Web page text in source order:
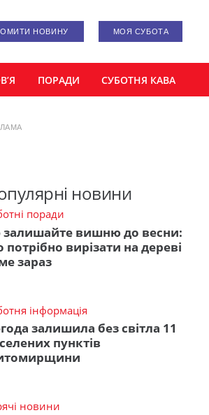
НОВИНУ МОЯ СУБОТА
ПОРАДИ СУБОТНЯ КАВА
новини
поради
залишайте вишню до весни:
вирізати на дереві
зараз
інформація
залишила без світла 11
пунктів
новини